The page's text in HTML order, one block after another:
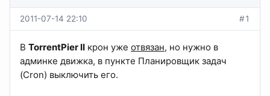
2011-07-14 22:10 #1
В TorrentPier II крон уже отвязан, но нужно в
админке движка, в пункте Планировщик задач
(Cron) выключить его.